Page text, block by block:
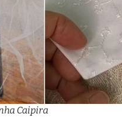
Caipira